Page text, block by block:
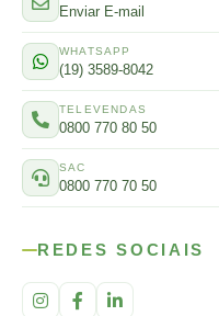
Enviar E-mail
WHATSAPP
(19) 3589-8042
TELEVENDAS
0800 770 80 50
SAC
0800 770 70 50
REDES SOCIAIS